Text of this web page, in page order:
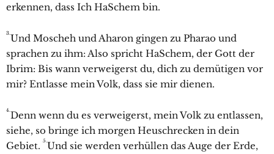
erkennen, dass Ich HaSchem bin.
3.Und Moscheh und Aharon gingen zu Pharao und
sprachen zu ihm: Also spricht HaSchem, der Gott der
Ibrim: Bis wann verweigerst du, dich zu demütigen vor
mir? Entlasse mein Volk, dass sie mir dienen.
4.Denn wenn du es verweigerst, mein Volk zu entlassen,
siehe, so bringe ich morgen Heuschrecken in dein
Gebiet. 5.Und sie werden verhüllen das Auge der Erde,